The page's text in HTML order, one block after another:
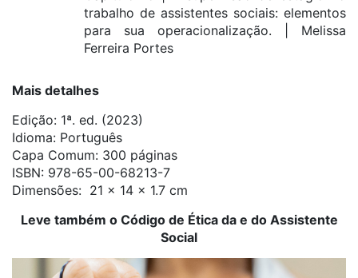
trabalho de assistentes sociais: elementos
para sua operacionalização. | Melissa
Ferreira Portes
Mais detalhes
Edição: 1ª. ed. (2023)
Idioma: ‎Português
Capa Comum: 300 páginas
ISBN: 978-65-00-68213-7
Dimensões: ‎ 21 x 14 x 1.7 cm
Leve também o Código de Ética da e do Assistente
Social